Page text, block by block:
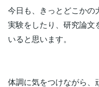
今日も、きっとどこかの
実験をしたり、研究論文
いると思います。
体調に気をつけながら、